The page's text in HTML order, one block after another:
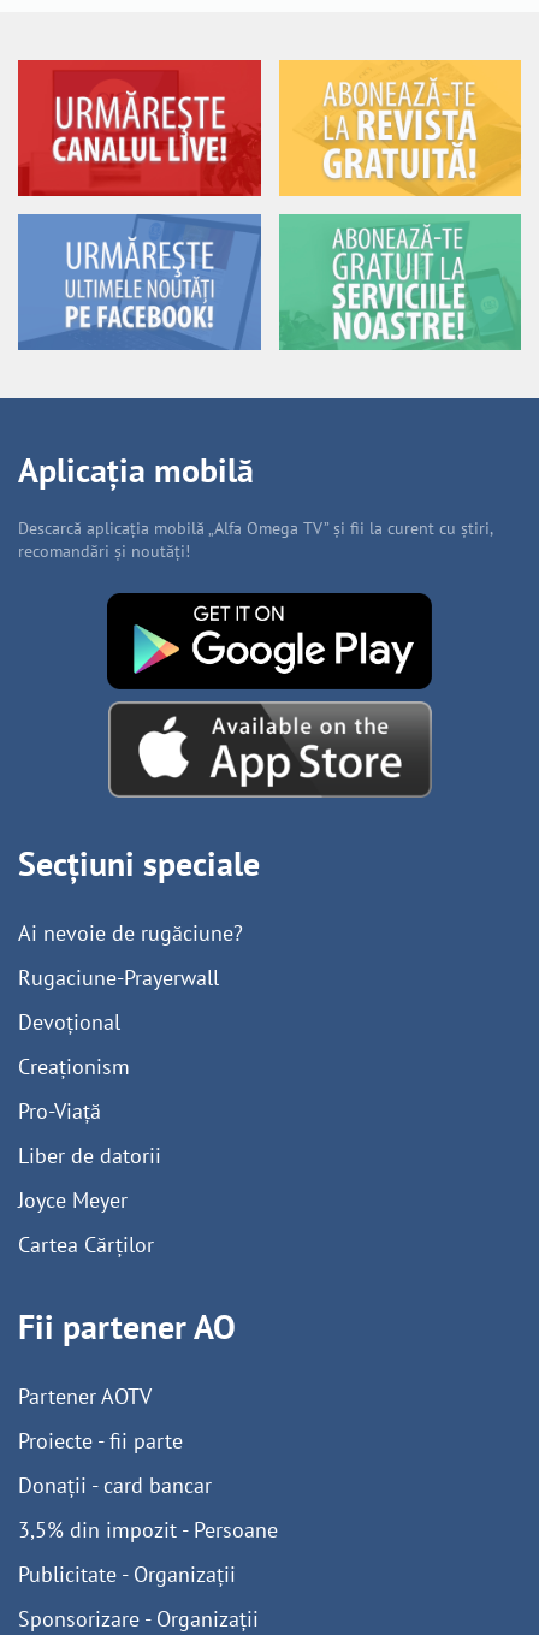
Aplicația mobilă
Descarcă aplicația mobilă „Alfa Omega TV” și fii la curent cu știri,
recomandări și noutăți!
Secțiuni speciale
Ai nevoie de rugăciune?
Rugaciune-Prayerwall
Devoțional
Creaționism
Pro-Viață
Liber de datorii
Joyce Meyer
Cartea Cărților
Fii partener AO
Partener AOTV
Proiecte - fii parte
Donații - card bancar
3,5% din impozit - Persoane
Publicitate - Organizații
Sponsorizare - Organizații